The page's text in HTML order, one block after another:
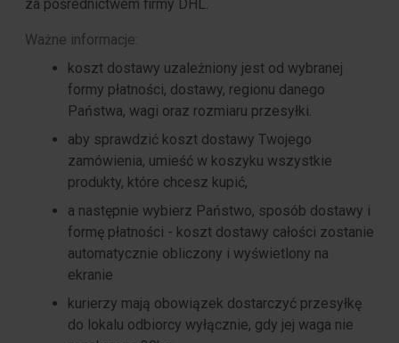
za pośrednictwem firmy DHL.
Ważne informacje:
koszt dostawy uzależniony jest od wybranej
formy płatności, dostawy, regionu danego
Państwa, wagi oraz rozmiaru przesyłki.
aby sprawdzić koszt dostawy Twojego
zamówienia, umieść w koszyku wszystkie
produkty, które chcesz kupić,
a następnie wybierz Państwo, sposób dostawy i
formę płatności - koszt dostawy całości zostanie
automatycznie obliczony i wyświetlony na
ekranie
kurierzy mają obowiązek dostarczyć przesyłkę
do lokalu odbiorcy wyłącznie, gdy jej waga nie